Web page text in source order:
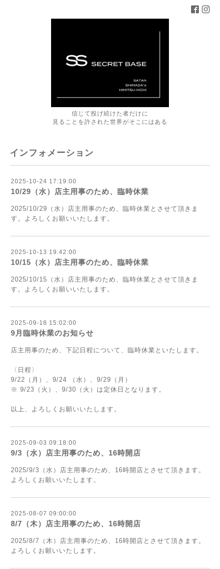
信じて投げ続けた者だけに
見ることを許された世界がそこにはある
インフォメーション
2025-10-24 17:19:00
10/29（水）店主用事のため、臨時休業
2025/10/29（水）店主用事のため、臨時休業 とさせて頂きま
す。よろしくお願いいたします。
2025-10-13 19:42:00
10/15（水）店主用事のため、臨時休業
2025/10/15（水）店主用事のため、臨時休業 とさせて頂きま
す。よろしくお願いいたします。
2025-09-18 15:02:00
9月臨時休業のお知らせ
店主用事のため、下記日程について、臨時休業といたします。
〈日程〉
9/22（月）、9/24 （水）、9/29（月）
※ 9/23（火）、9/30（火）は定休日となります。
以上、よろしくお願いいたします。
2025-09-03 09:18:00
9/3（水）店主用事のため、16時開店
2025/9/3（水）店主用事のため、16時開店 とさせて頂きます。
よろしくお願いいたします。
2025-08-07 09:00:00
8/7（木）店主用事のため、16時開店
2025/8/7（木）店主用事のため、16時開店 とさせて頂きます。
よろしくお願いいたします。